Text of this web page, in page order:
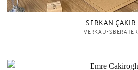
SERKAN ÇAKIR
VERKAUFSBERATER